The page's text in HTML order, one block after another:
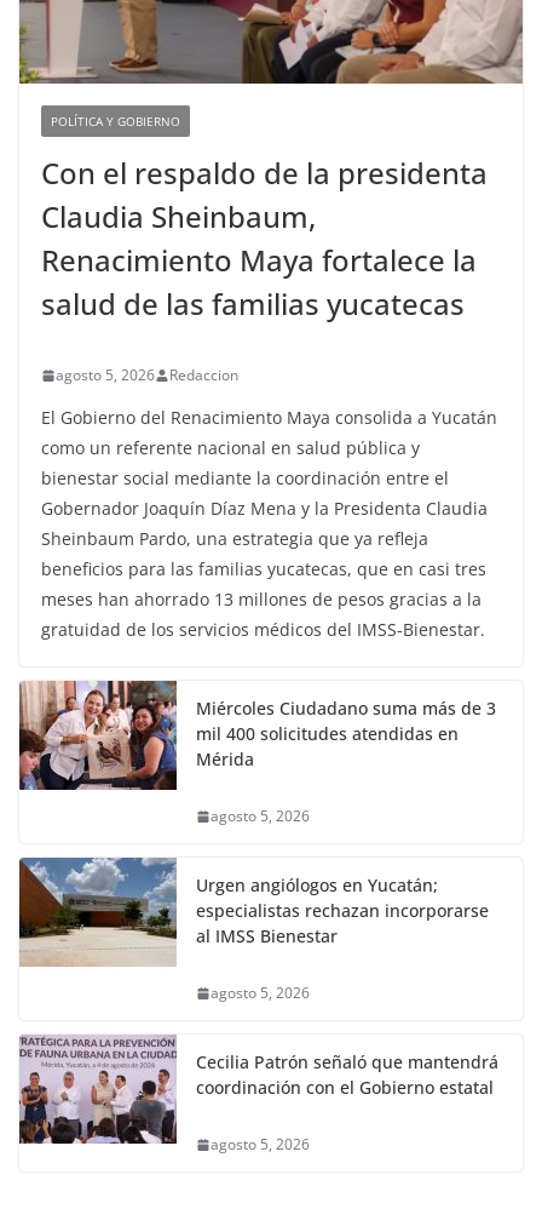
POLÍTICA Y GOBIERNO
Con el respaldo de la presidenta
Claudia Sheinbaum,
Renacimiento Maya fortalece la
salud de las familias yucatecas
agosto 5, 2026 Redaccion
El Gobierno del Renacimiento Maya consolida a Yucatán
como un referente nacional en salud pública y
bienestar social mediante la coordinación entre el
Gobernador Joaquín Díaz Mena y la Presidenta Claudia
Sheinbaum Pardo, una estrategia que ya refleja
beneficios para las familias yucatecas, que en casi tres
meses han ahorrado 13 millones de pesos gracias a la
gratuidad de los servicios médicos del IMSS-Bienestar.
Miércoles Ciudadano suma más de 3
mil 400 solicitudes atendidas en
Mérida
agosto 5, 2026
Urgen angiólogos en Yucatán;
especialistas rechazan incorporarse
al IMSS Bienestar
agosto 5, 2026
Cecilia Patrón señaló que mantendrá
coordinación con el Gobierno estatal
agosto 5, 2026